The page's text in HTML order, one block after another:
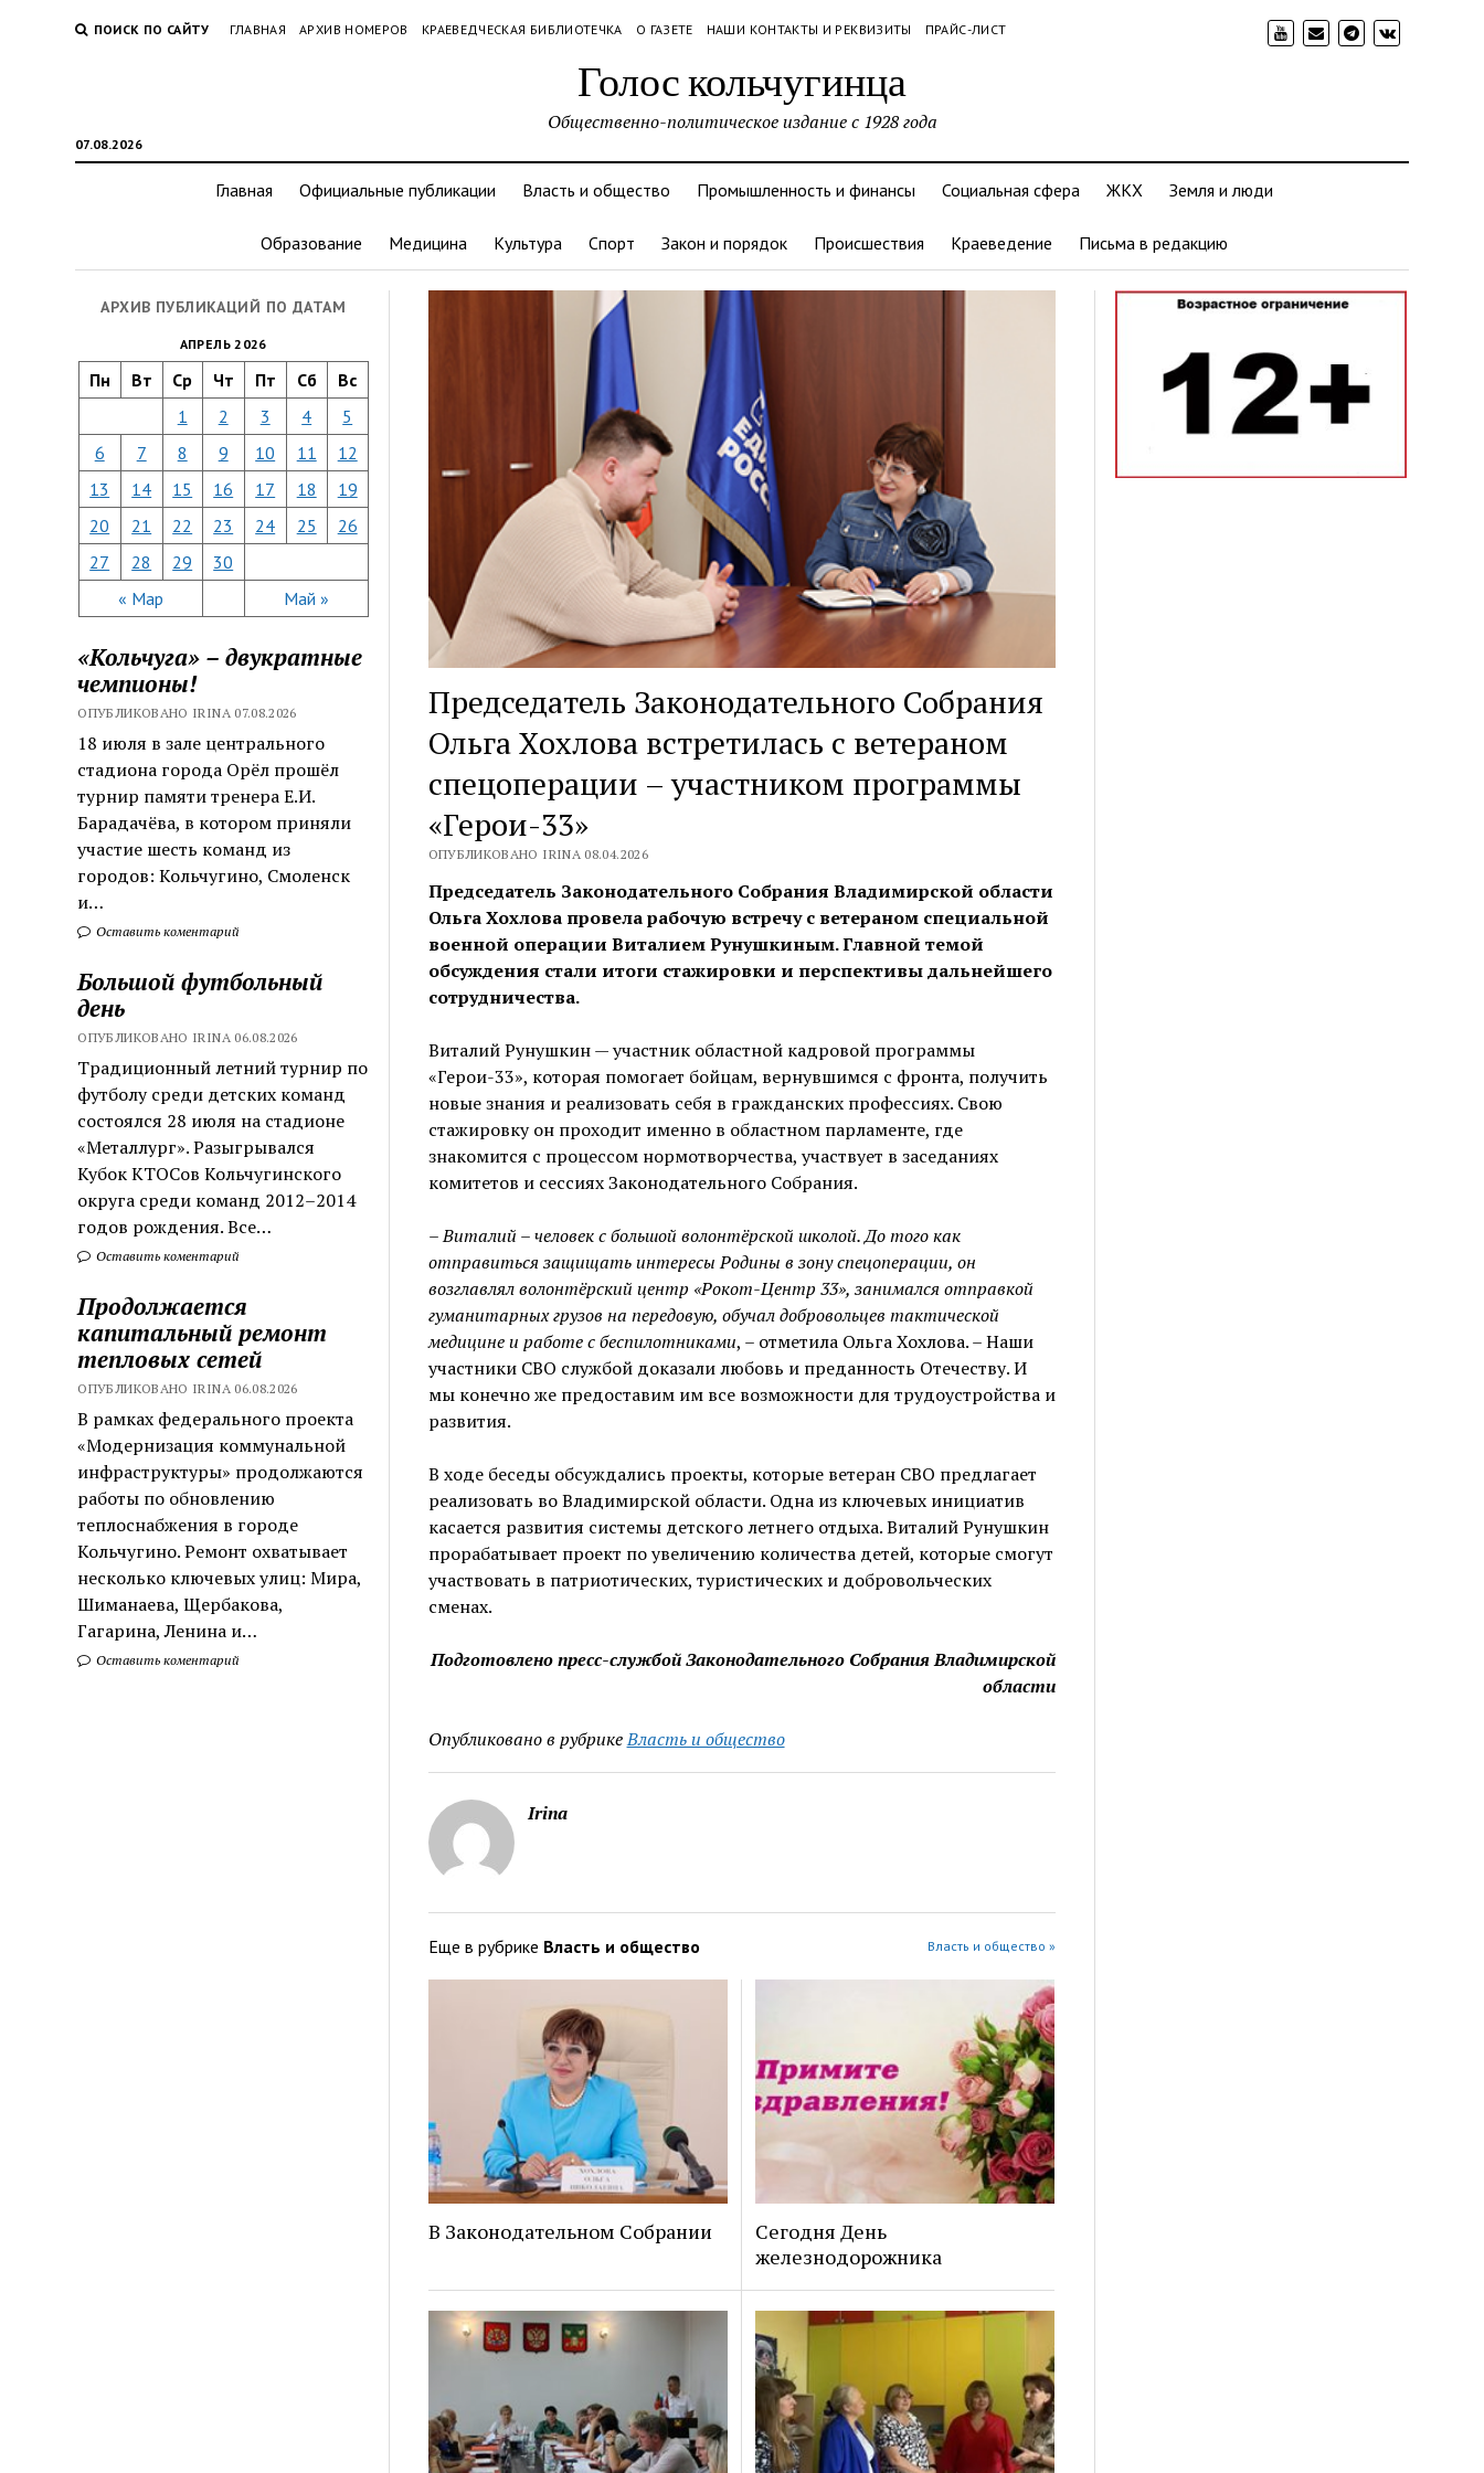
ПОИСК ПО САЙТУ ГЛАВНАЯ АРХИВ НОМЕРОВ КРАЕВЕДЧЕСКАЯ БИБЛИОТЕЧКА О ГАЗЕТЕ НАШИ КОНТАКТЫ И РЕКВИЗИТЫ ПРАЙС-ЛИСТ
Голос кольчугинца
07.08.2026
Общественно-политическое издание с 1928 года
Главная Официальные публикации Власть и общество Промышленность и финансы Социальная сфера ЖКХ Земля и люди
Образование Медицина Культура Спорт Закон и порядок Происшествия Краеведение Письма в редакцию
АРХИВ ПУБЛИКАЦИЙ ПО ДАТАМ
АПРЕЛЬ 2026
Пн Вт Ср Чт Пт Сб Вс
« Мар Май »
1 2 3 4
5
6
7 8 9 10 11
12
13
14 15 16 17 18
19
20
21 22 23 24 25
26
27
28 29 30
«Кольчуга» – двукратные
чемпионы!
ОПУБЛИКОВАНО IRINA 07.08.2026
18 июля в зале центрального
стадиона города Орёл прошёл
турнир памяти тренера Е.И.
Барадачёва, в котором приняли
участие шесть команд из
городов: Кольчугино, Смоленск
и…
Оставить коментарий
Большой футбольный
день
ОПУБЛИКОВАНО IRINA 06.08.2026
Традиционный летний турнир по
футболу среди детских команд
состоялся 28 июля на стадионе
«Металлург». Разыгрывался
Кубок КТОСов Кольчугинского
округа среди команд 2012–2014
годов рождения. Все…
Оставить коментарий
Продолжается
капитальный ремонт
тепловых сетей
ОПУБЛИКОВАНО IRINA 06.08.2026
В рамках федерального проекта
«Модернизация коммунальной
инфраструктуры» продолжаются
работы по обновлению
теплоснабжения в городе
Кольчугино. Ремонт охватывает
несколько ключевых улиц: Мира,
Шиманаева, Щербакова,
Гагарина, Ленина и…
Оставить коментарий
Председатель Законодательного Собрания
Ольга Хохлова встретилась с ветераном
спецоперации – участником программы
«Герои-33»
ОПУБЛИКОВАНО IRINA 08.04.2026
Председатель Законодательного Собрания Владимирской области
Ольга Хохлова провела рабочую встречу с ветераном специальной
военной операции Виталием Рунушкиным. Главной темой
обсуждения стали итоги стажировки и перспективы дальнейшего
сотрудничества.
Виталий Рунушкин — участник областной кадровой программы
«Герои-33», которая помогает бойцам, вернувшимся с фронта, получить
новые знания и реализовать себя в гражданских профессиях. Свою
стажировку он проходит именно в областном парламенте, где
знакомится с процессом нормотворчества, участвует в заседаниях
комитетов и сессиях Законодательного Собрания.
– Виталий – человек с большой волонтёрской школой. До того как
отправиться защищать интересы Родины в зону спецоперации, он
возглавлял волонтёрский центр «Рокот-Центр 33», занимался отправкой
гуманитарных грузов на передовую, обучал добровольцев тактической
медицине и работе с беспилотниками, – отметила Ольга Хохлова. – Наши
участники СВО службой доказали любовь и преданность Отечеству. И
мы конечно же предоставим им все возможности для трудоустройства и
развития.
В ходе беседы обсуждались проекты, которые ветеран СВО предлагает
реализовать во Владимирской области. Одна из ключевых инициатив
касается развития системы детского летнего отдыха. Виталий Рунушкин
прорабатывает проект по увеличению количества детей, которые смогут
участвовать в патриотических, туристических и добровольческих
сменах.
Подготовлено пресс-службой Законодательного Собрания Владимирской
области
Опубликовано в рубрикеВласть и общество
Irina
Еще в рубрике Власть и общество Власть и общество »
В Законодательном Собрании
Сегодня День
железнодорожника